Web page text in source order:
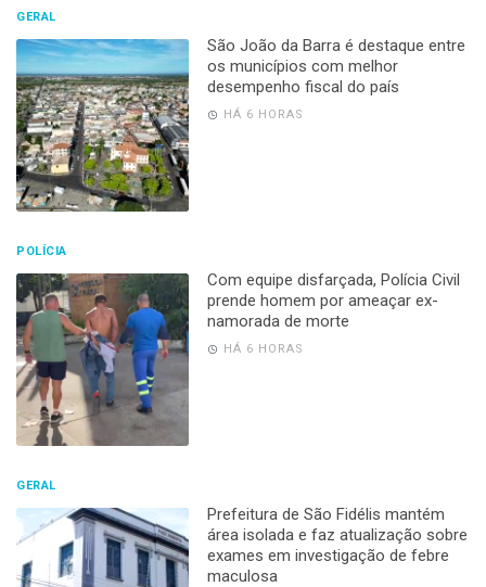
GERAL
São João da Barra é destaque entre
os municípios com melhor
desempenho fiscal do país
HÁ 6 HORAS
POLÍCIA
Com equipe disfarçada, Polícia Civil
prende homem por ameaçar ex-
namorada de morte
HÁ 6 HORAS
GERAL
Prefeitura de São Fidélis mantém
área isolada e faz atualização sobre
exames em investigação de febre
maculosa